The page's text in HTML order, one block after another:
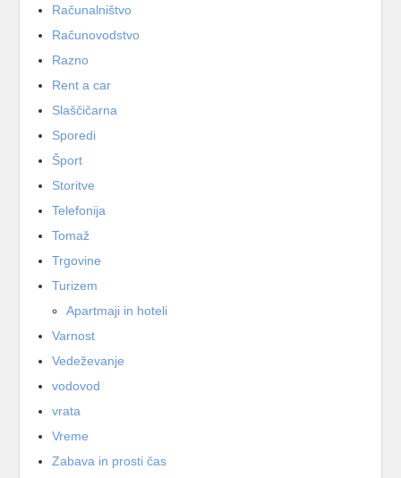
Računalništvo
Računovodstvo
Razno
Rent a car
Slaščičarna
Sporedi
Šport
Storitve
Telefonija
Tomaž
Trgovine
Turizem
Apartmaji in hoteli
Varnost
Vedeževanje
vodovod
vrata
Vreme
Zabava in prosti čas